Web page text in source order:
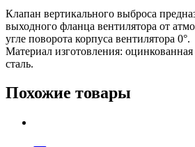
Клапан вертикального выброса
выходного фланца вентилятора от
угле поворота корпуса вентилятора 0°.
Материал изготовления:
сталь.
Похожие товары